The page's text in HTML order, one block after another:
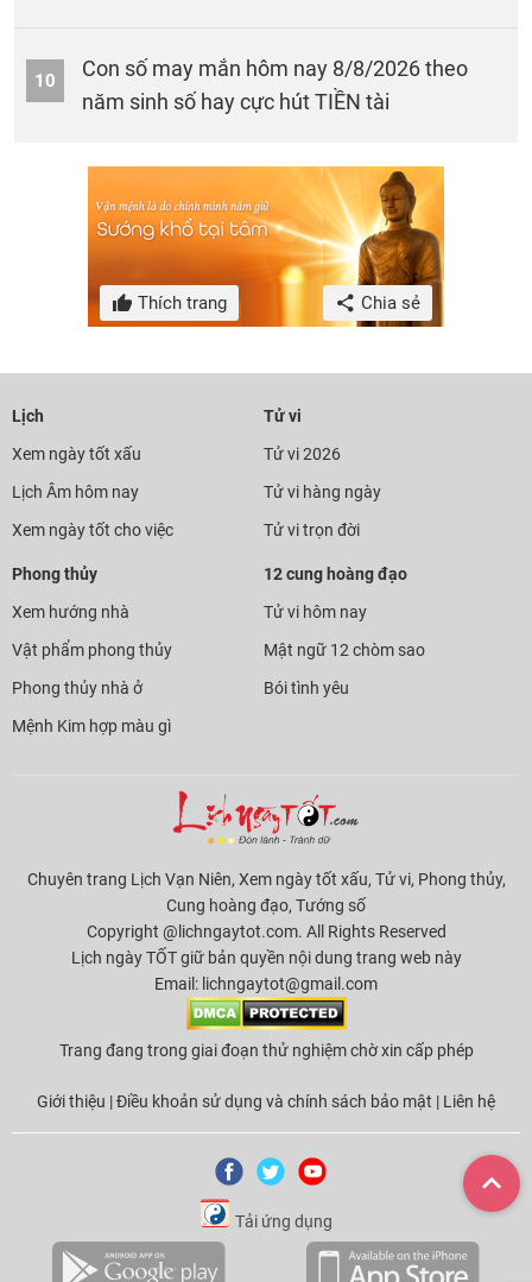
10
Con số may mắn hôm nay 8/8/2026 theo
năm sinh số hay cực hút TIỀN tài
Thích trang Chia sẻ
Lịch
Xem ngày tốt xấu
Lịch Âm hôm nay
Xem ngày tốt cho việc
Tử vi
Tử vi 2026
Tử vi hàng ngày
Tử vi trọn đời
Phong thủy
Xem hướng nhà
Vật phẩm phong thủy
Phong thủy nhà ở
Mệnh Kim hợp màu gì
12 cung hoàng đạo
Tử vi hôm nay
Mật ngữ 12 chòm sao
Bói tình yêu
Chuyên trang Lịch Vạn Niên, Xem ngày tốt xấu, Tử vi, Phong thủy,
Cung hoàng đạo, Tướng số
Copyright @lichngaytot.com. All Rights Reserved
Lịch ngày TỐT giữ bản quyền nội dung trang web này
Email: lichngaytot@gmail.com
Trang đang trong giai đoạn thử nghiệm chờ xin cấp phép
Giới thiệu |Điều khoản sử dụng và chính sách bảo mật | Liên hệ
Tải ứng dụng